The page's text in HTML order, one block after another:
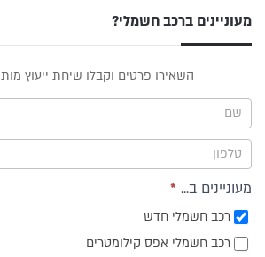
מעוניינים ברכב חשמלי?
תפריט
צד
השאירו פרטים וקבלו שיחת ייעוץ
מעוניינים ב... *
רכב חשמלי חדש
רכב חשמלי אפס קילומטרים